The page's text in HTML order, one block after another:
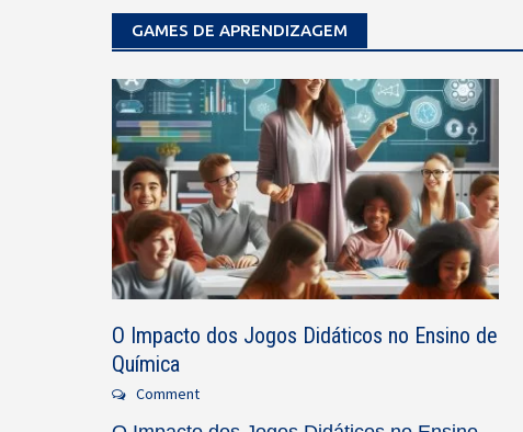
GAMES DE APRENDIZAGEM
O Impacto dos Jogos Didáticos no Ensino de
Química
Comment